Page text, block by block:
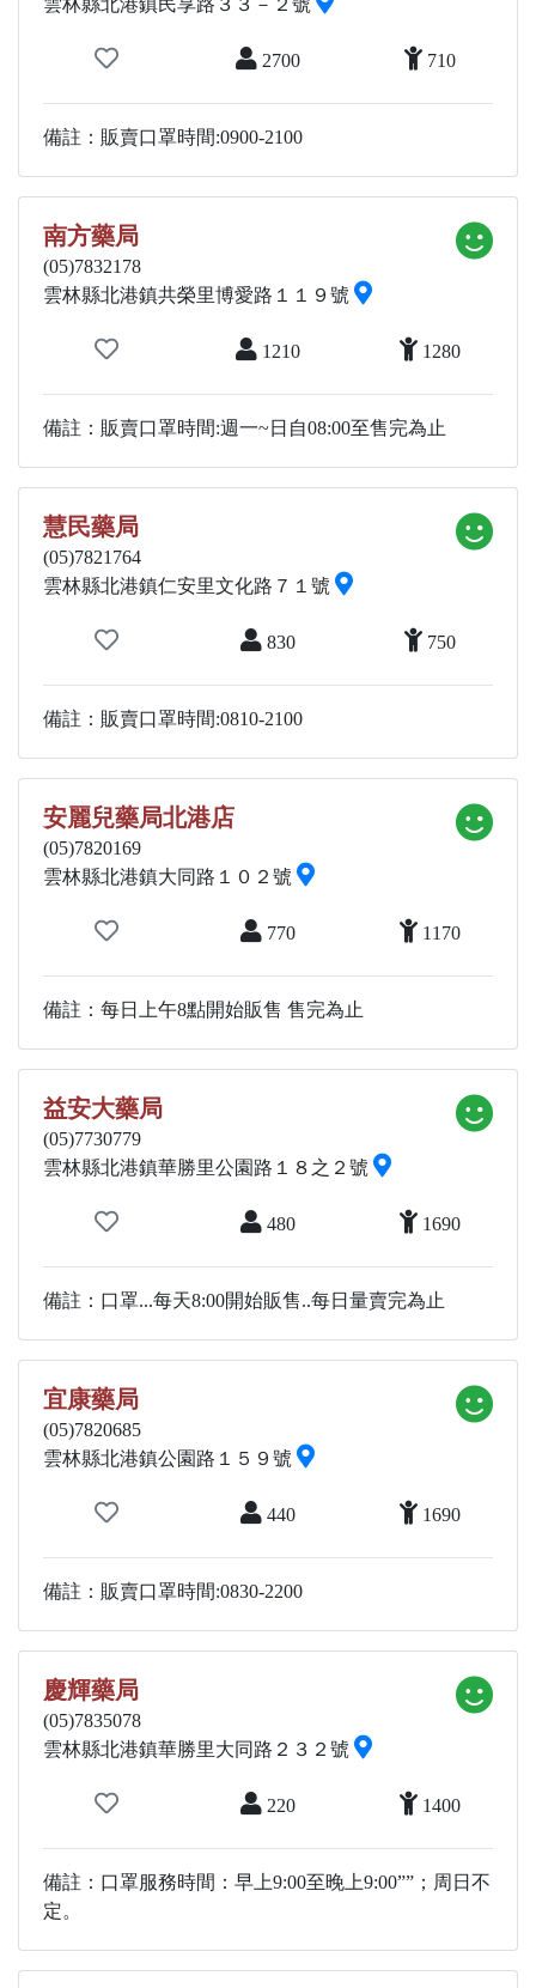
雲林縣北港鎮民享路３３－２號
2700 710
備註：販賣口罩時間:0900-2100
南方藥局
(05)7832178
雲林縣北港鎮共榮里博愛路１１９號
1210 1280
備註：販賣口罩時間:週一~日自08:00至售完為止
慧民藥局
(05)7821764
雲林縣北港鎮仁安里文化路７１號
830 750
備註：販賣口罩時間:0810-2100
安麗兒藥局北港店
(05)7820169
雲林縣北港鎮大同路１０２號
770 1170
備註：每日上午8點開始販售 售完為止
益安大藥局
(05)7730779
雲林縣北港鎮華勝里公園路１８之２號
480 1690
備註：口罩...每天8:00開始販售..每日量賣完為止
宜康藥局
(05)7820685
雲林縣北港鎮公園路１５９號
440 1690
備註：販賣口罩時間:0830-2200
慶輝藥局
(05)7835078
雲林縣北港鎮華勝里大同路２３２號
220 1400
備註：口罩服務時間：早上9:00至晚上9:00””；周日不
定。